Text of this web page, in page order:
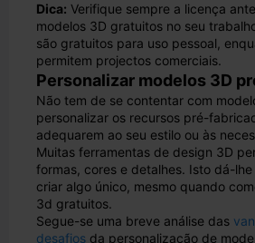
Dica: Verifique sempre a licença
modelos 3D gratuitos no seu
são gratuitos para uso pessoal,
permitem projectos comerciais.
Personalizar modelos 3D
Não tem de se contentar com
personalizar os recursos pré-
adequarem ao seu estilo ou às
Muitas ferramentas de design 3D
formas, cores e detalhes. Isto dá-
criar algo único, mesmo quando
3d gratuitos.
Segue-se uma breve análise das
desafios da personalização de